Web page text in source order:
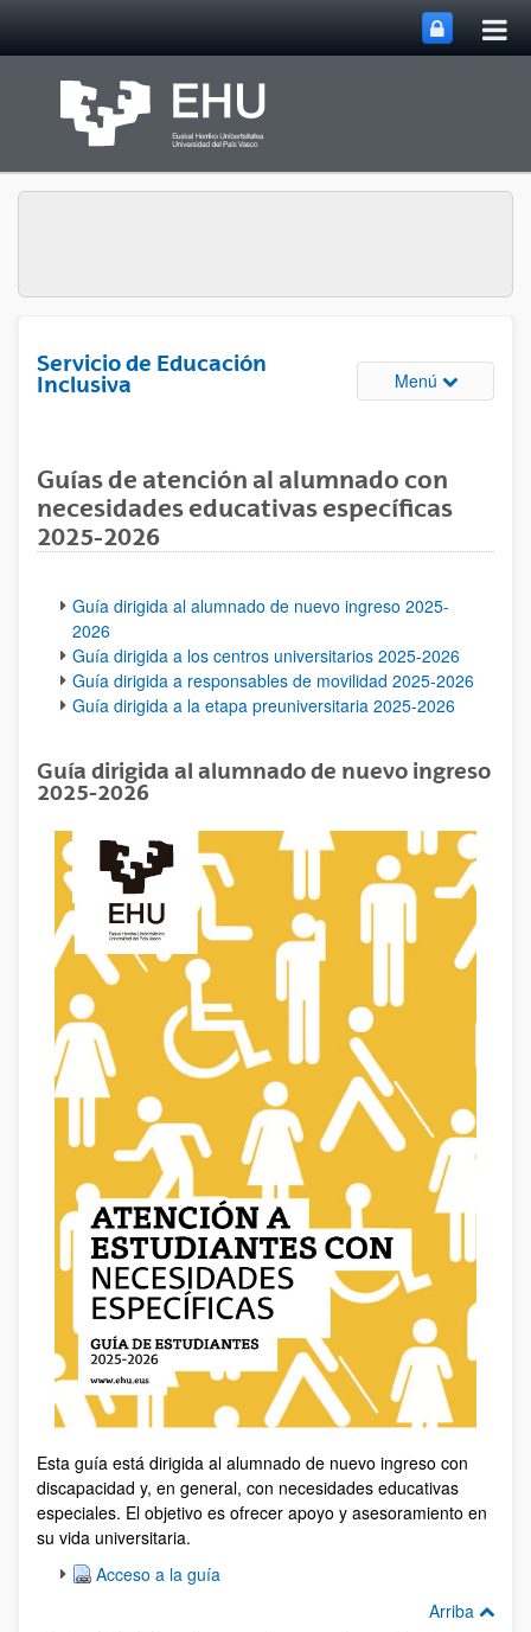
Servicio de Educación
Inclusiva
Menú Abrir/
Guías de atención al alumnado con
necesidades educativas específicas
2025-2026
Guía dirigida al alumnado de nuevo ingreso 2025-
2026
Guía dirigida a los centros universitarios 2025-2026
Guía dirigida a responsables de movilidad 2025-2026
Guía dirigida a la etapa preuniversitaria 2025-2026
Guía dirigida al alumnado de nuevo ingreso
2025-2026
Esta guía está dirigida al alumnado de nuevo ingreso con
discapacidad y, en general, con necesidades educativas
especiales. El objetivo es ofrecer apoyo y asesoramiento en
su vida universitaria.
Acceso a la guía
Arriba